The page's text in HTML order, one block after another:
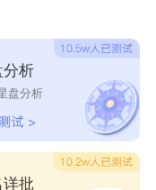
浅笑 傻瓜
分析
盘分析
详批